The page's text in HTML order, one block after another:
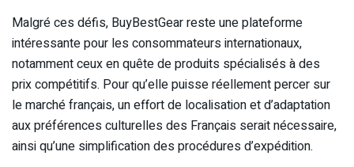
Malgré ces défis, BuyBestGear reste une plateforme
intéressante pour les consommateurs internationaux,
notamment ceux en quête de produits spécialisés à des
prix compétitifs. Pour qu’elle puisse réellement percer sur
le marché français, un effort de localisation et d’adaptation
aux préférences culturelles des Français serait nécessaire,
ainsi qu’une simplification des procédures d’expédition.